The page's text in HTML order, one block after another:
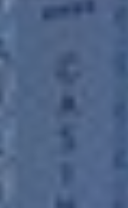
Modificar cookies
información con la
Si continua navegando,
instalación de las mismas.